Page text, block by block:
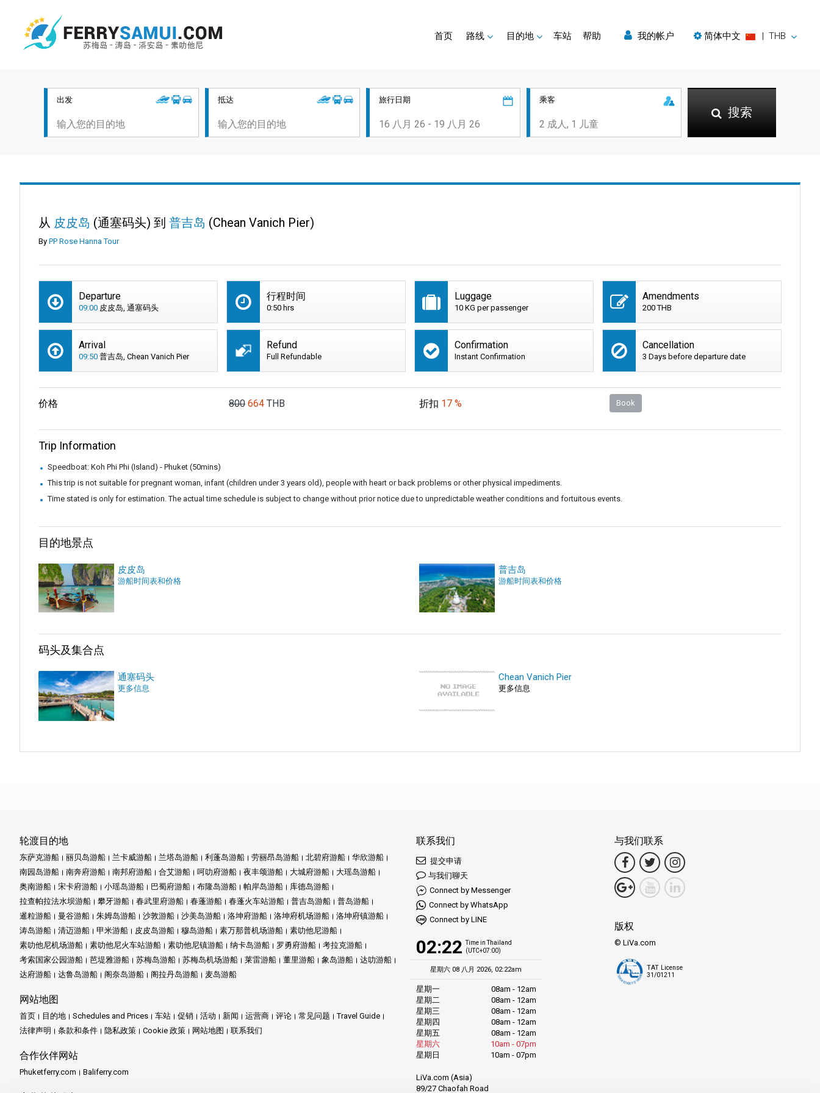
首页 路线 目的地 车站 帮助 我的帐户 简体中文 | THB
出发 抵达 旅行日期 乘客
搜索
从 皮皮岛 (通塞码头) 到 普吉岛 (Chean Vanich Pier)
By PP Rose Hanna Tour
Departure
09:00 皮皮岛, 通塞码头
行程时间
0:50 hrs
Luggage
10 KG per passenger
Amendments
200 THB
Arrival
09:50 普吉岛, Chean Vanich Pier
Refund
Full Refundable
Confirmation
Instant Confirmation
Cancellation
3 Days before departure date
价格 800 664 THB 折扣 17 % Book
Trip Information
Speedboat: Koh Phi Phi (Island) - Phuket (50mins)
This trip is not suitable for pregnant woman, infant (children under 3 years old), people with heart or back problems or other physical impediments.
Time stated is only for estimation. The actual time schedule is subject to change without prior notice due to unpredictable weather conditions and fortuitous events.
目的地景点
皮皮岛
游船时间表和价格
普吉岛
游船时间表和价格
码头及集合点
通塞码头
更多信息
Chean Vanich Pier
更多信息
轮渡目的地
东萨克游船 丽贝岛游船 兰卡威游船 兰塔岛游船 利蓬岛游船 劳丽昂岛游船 北碧府游船
华欣游船
南园岛游船
南奔府游船 南邦府游船 合艾游船 呵叻府游船 夜丰颂游船 大城府游船
大瑶岛游船
奥南游船
宋卡府游船 小瑶岛游船 巴蜀府游船 布隆岛游船 帕岸岛游船
库德岛游船
拉查帕拉法水坝游船
攀牙游船 春武里府游船 春蓬游船 春蓬火车站游船 普吉岛游船
普岛游船
暹粒游船
曼谷游船 朱姆岛游船 沙敦游船 沙美岛游船 洛坤府游船 洛坤府机场游船
洛坤府镇游船
涛岛游船
清迈游船 甲米游船 皮皮岛游船 穆岛游船 素万那普机场游船
素叻他尼游船
素叻他尼机场游船
素叻他尼火车站游船 素叻他尼镇游船 纳卡岛游船 罗勇府游船
考拉克游船
考索国家公园游船
芭堤雅游船 苏梅岛游船 苏梅岛机场游船 莱雷游船 董里游船 象岛游船
达叻游船
达府游船
达鲁岛游船 阁奈岛游船 阁拉丹岛游船 麦岛游船
网站地图
首页 目的地 Schedules and Prices 车站 促销 活动 新闻 运营商 评论 常见问题
Travel Guide
法律声明
条款和条件 隐私政策 Cookie 政策 网站地图 联系我们
合作伙伴网站
Phuketferry.com Baliferry.com
联系我们
提交申请
与我们聊天
Connect by Messenger
Connect by WhatsApp
Connect by LINE
02:22
Time in Thailand
(UTC+07:00)
星期六 08 八月 2026, 02:22am
星期一
08am - 12am
星期二
08am - 12am
星期三
08am - 12am
星期四
08am - 12am
星期五
08am - 12am
星期六
10am - 07pm
星期日
10am - 07pm
LiVa.com (Asia)
89/27 Chaofah Road
与我们联系
版权
© LiVa.com
TAT License
31/01211